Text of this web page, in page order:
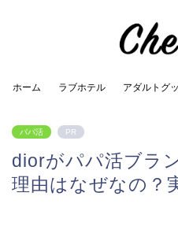
ホーム ラブホテル アダルトグ
パパ活 PR
diorがパパ活ブラ
理由はなぜなの？